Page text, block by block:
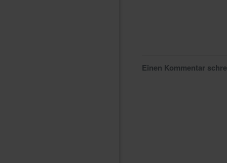
Einen Kommentar